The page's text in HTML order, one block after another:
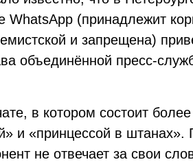
(принадлежит
и запрещена)
объединённой пресс-
в котором состоит
и «принцессой в штанах».
не отвечает за свои